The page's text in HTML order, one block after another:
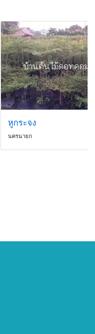
หูกระจง
นครนายก